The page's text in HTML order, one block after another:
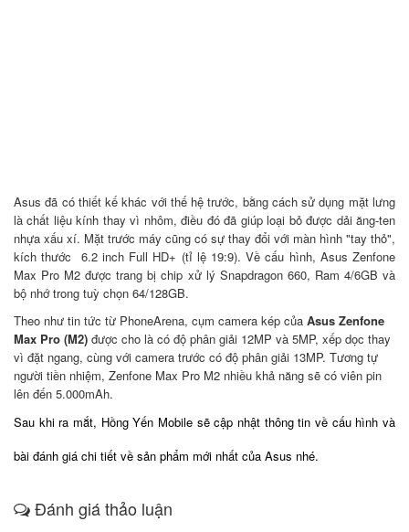
Asus đã có thiết kế khác với thế hệ trước, bằng cách sử dụng mặt lưng
là chất liệu kính thay vì nhôm, điều đó đã giúp loại bỏ được dải ăng-ten
nhựa xấu xí. Mặt trước máy cũng có sự thay đổi với màn hình "tay thỏ",
kích thước 6.2 inch Full HD+ (tỉ lệ 19:9). Về cấu hình, Asus Zenfone
Max Pro M2 được trang bị chip xử lý Snapdragon 660, Ram 4/6GB và
bộ nhớ trong tuỳ chọn 64/128GB.
Theo như tin tức từ PhoneArena, cụm camera kép của Asus Zenfone
Max Pro (M2) được cho là có độ phân giải 12MP và 5MP, xếp dọc thay
vì đặt ngang, cùng với camera trước có độ phân giải 13MP. Tương tự
người tiền nhiệm, Zenfone Max Pro M2 nhiều khả năng sẽ có viên pin
lên đến 5.000mAh.
Sau khi ra mắt, Hồng Yến Mobile sẽ cập nhật thông tin về cấu hình và
bài đánh giá chi tiết về sản phẩm mới nhất của Asus nhé.
Đánh giá thảo luận